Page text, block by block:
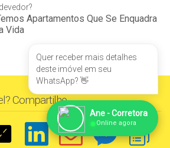
Apartamentos Que Se Enquadra
Vida
Compartilhe
Quer receber mais detalhes
deste imóvel em seu
WhatsApp? 👋
Ane - Corretora
●Online agora